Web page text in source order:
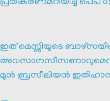
പ്രതികരണമറിയിച്ച് പെപ്
ഇത് മെസ്സിയുടെ
അവസാനസീസണാവുമെന്ന്
മുൻ ബ്രസീലിയൻ